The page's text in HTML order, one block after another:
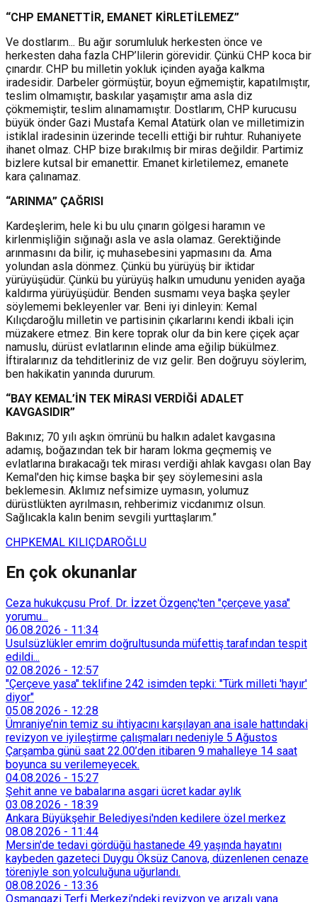
“CHP EMANETTİR, EMANET KİRLETİLEMEZ”
Ve dostlarım... Bu ağır sorumluluk herkesten önce ve
herkesten daha fazla CHP’lilerin görevidir. Çünkü CHP koca bir
çınardır. CHP bu milletin yokluk içinden ayağa kalkma
iradesidir. Darbeler görmüştür, boyun eğmemiştir, kapatılmıştır,
teslim olmamıştır, baskılar yaşamıştır ama asla diz
çökmemiştir, teslim alınamamıştır. Dostlarım, CHP kurucusu
büyük önder Gazi Mustafa Kemal Atatürk olan ve milletimizin
istiklal iradesinin üzerinde tecelli ettiği bir ruhtur. Ruhaniyete
ihanet olmaz. CHP bize bırakılmış bir miras değildir. Partimiz
bizlere kutsal bir emanettir. Emanet kirletilemez, emanete
kara çalınamaz.
“ARINMA” ÇAĞRISI
Kardeşlerim, hele ki bu ulu çınarın gölgesi haramın ve
kirlenmişliğin sığınağı asla ve asla olamaz. Gerektiğinde
arınmasını da bilir, iç muhasebesini yapmasını da. Ama
yolundan asla dönmez. Çünkü bu yürüyüş bir iktidar
yürüyüşüdür. Çünkü bu yürüyüş halkın umudunu yeniden ayağa
kaldırma yürüyüşüdür. Benden susmamı veya başka şeyler
söylememi bekleyenler var. Beni iyi dinleyin: Kemal
Kılıçdaroğlu milletin ve partisinin çıkarlarını kendi ikbali için
müzakere etmez. Bin kere toprak olur da bin kere çiçek açar
namuslu, dürüst evlatlarının elinde ama eğilip bükülmez.
İftiralarınız da tehditleriniz de vız gelir. Ben doğruyu söylerim,
ben hakikatin yanında dururum.
“BAY KEMAL’İN TEK MİRASI VERDİĞİ ADALET
KAVGASIDIR”
Bakınız; 70 yılı aşkın ömrünü bu halkın adalet kavgasına
adamış, boğazından tek bir haram lokma geçmemiş ve
evlatlarına bırakacağı tek mirası verdiği ahlak kavgası olan Bay
Kemal'den hiç kimse başka bir şey söylemesini asla
beklemesin. Aklımız nefsimize uymasın, yolumuz
dürüstlükten ayrılmasın, rehberimiz vicdanımız olsun.
Sağlıcakla kalın benim sevgili yurttaşlarım.”
CHPKEMAL KILIÇDAROĞLU
En çok okunanlar
Ceza hukukçusu Prof. Dr. İzzet Özgenç'ten "çerçeve yasa"
yorumu...
06.08.2026 - 11:34
Usulsüzlükler emrim doğrultusunda müfettiş tarafından tespit
edildi...
02.08.2026 - 12:57
"Çerçeve yasa" teklifine 242 isimden tepki: "Türk milleti 'hayır'
diyor"
05.08.2026 - 12:28
Ümraniye’nin temiz su ihtiyacını karşılayan ana isale hattındaki
revizyon ve iyileştirme çalışmaları nedeniyle 5 Ağustos
Çarşamba günü saat 22.00’den itibaren 9 mahalleye 14 saat
boyunca su verilemeyecek.
04.08.2026 - 15:27
Şehit anne ve babalarına asgari ücret kadar aylık
03.08.2026 - 18:39
Ankara Büyükşehir Belediyesi'nden kedilere özel merkez
08.08.2026 - 11:44
Mersin'de tedavi gördüğü hastanede 49 yaşında hayatını
kaybeden gazeteci Duygu Öksüz Canova, düzenlenen cenaze
töreniyle son yolculuğuna uğurlandı.
08.08.2026 - 13:36
Osmangazi Terfi Merkezi’ndeki revizyon ve arızalı vana